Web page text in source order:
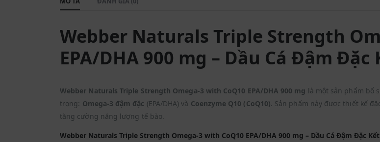
Webber Naturals Triple Strength
EPA/DHA 900 mg – Dầu Cá Đậm
Webber Naturals Triple Strength Omega-3 with CoQ10 EPA/DHA 900 mg là một sản phẩm bổ
trọng: Omega-3 đậm đặc (EPA/DHA) và Coenzyme Q10 (CoQ10). Sản phẩm này được thiết kế
tăng cường năng lượng tế bào.
Webber Naturals Triple Strength Omega-3 with CoQ10 EPA/DHA 900 mg – Dầu Cá Đậm Đặc